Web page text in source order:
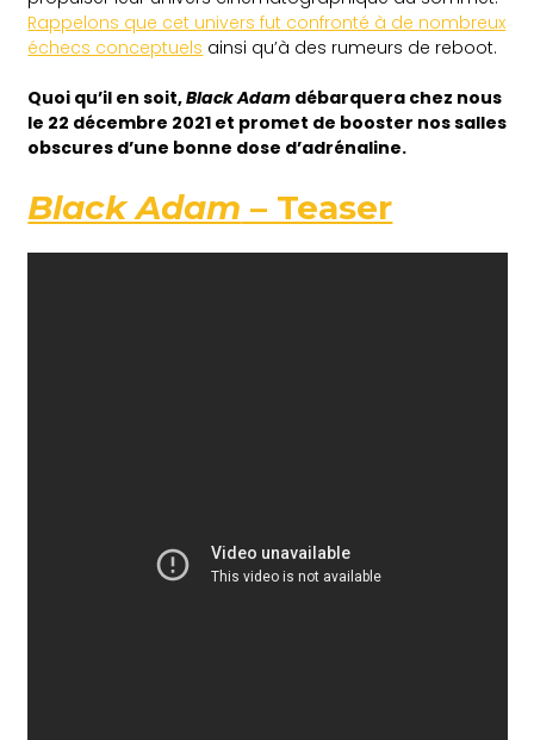
Rappelons que cet univers fut confronté à de nombreux
échecs conceptuels ainsi qu’à des rumeurs de reboot.
Quoi qu’il en soit,Black Adam débarquera chez nous
le 22 décembre 2021 et promet de booster nos salles
obscures d’une bonne dose d’adrénaline.
Black Adam – Teaser